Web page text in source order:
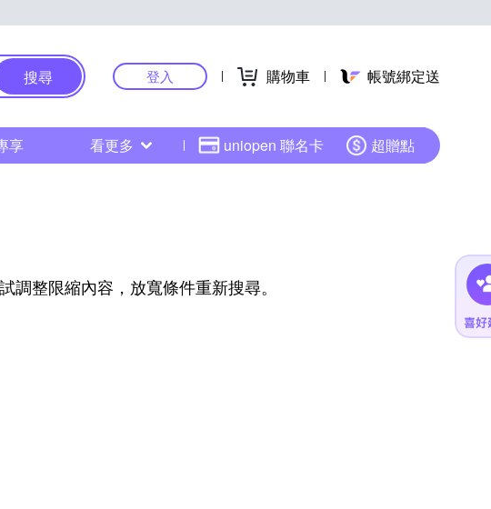
搜尋 登入 購物車 帳號綁定送
享 看更多 uniopen 聯名卡 超贈點
整限縮內容，放寬條件重新搜尋。